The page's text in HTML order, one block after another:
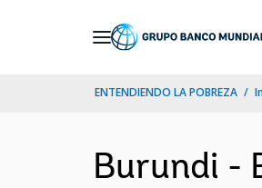
ENTENDIENDO LA POBREZA
Burundi -